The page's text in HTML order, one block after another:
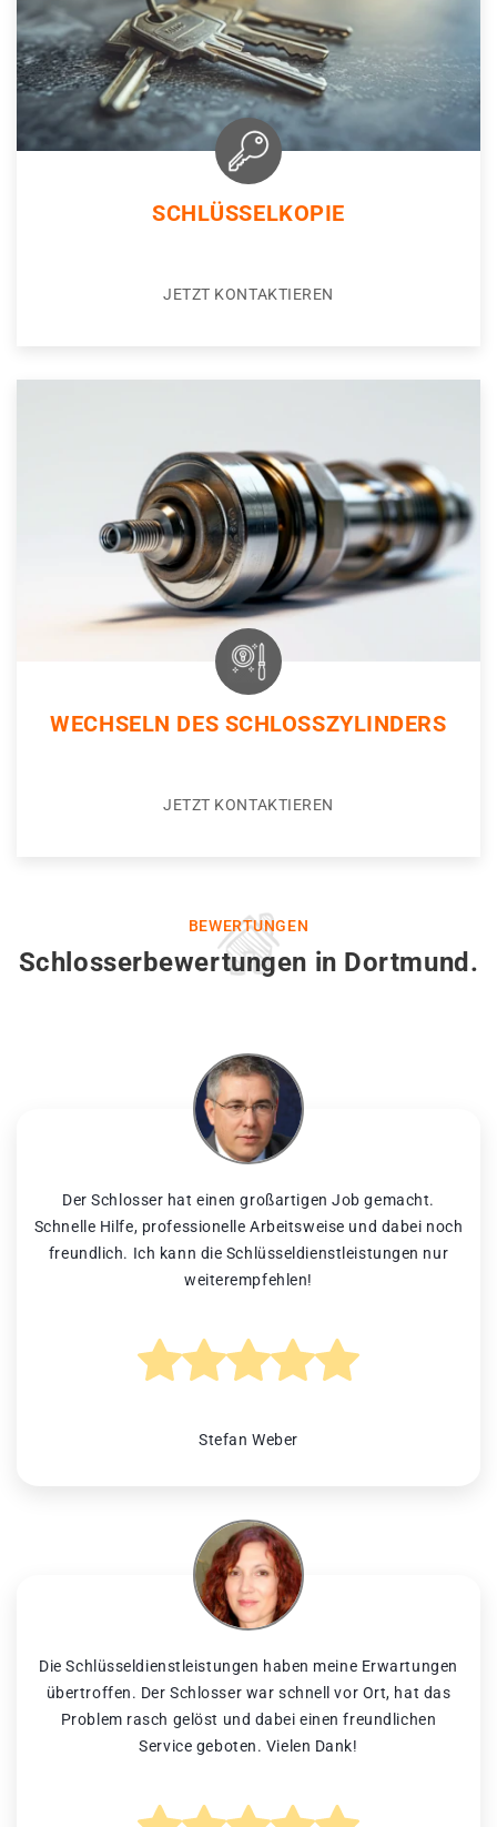
SCHLÜSSELKOPIE
JETZT KONTAKTIEREN
WECHSELN DES SCHLOSSZYLINDERS
JETZT KONTAKTIEREN
BEWERTUNGEN
Schlosserbewertungen in Dortmund.
Der Schlosser hat einen großartigen Job gemacht.
Schnelle Hilfe, professionelle Arbeitsweise und dabei noch
freundlich. Ich kann die Schlüsseldienstleistungen nur
weiterempfehlen!
Stefan Weber
Die Schlüsseldienstleistungen haben meine Erwartungen
übertroffen. Der Schlosser war schnell vor Ort, hat das
Problem rasch gelöst und dabei einen freundlichen
Service geboten. Vielen Dank!